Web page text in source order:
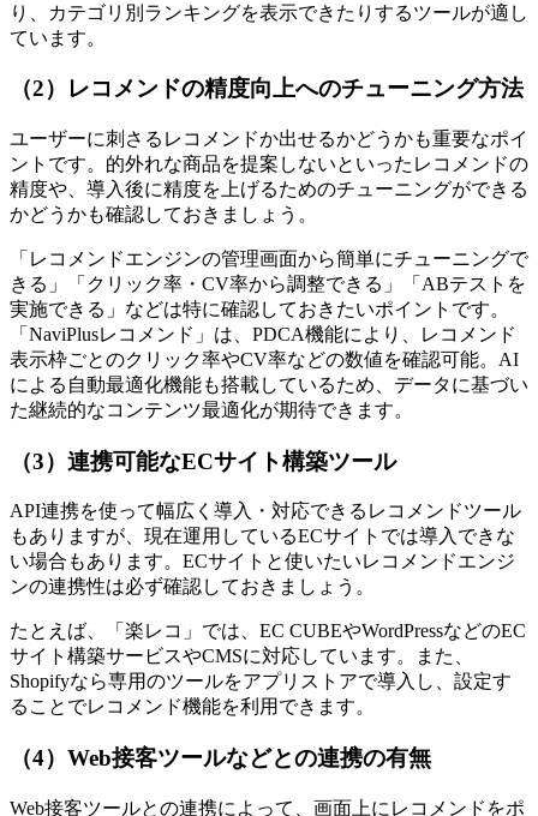
り、カテゴリ別ランキングを表示できたりするツールが適し
ています。
（2）レコメンドの精度向上へのチューニング方法
ユーザーに刺さるレコメンドか出せるかどうかも重要なポイ
ントです。的外れな商品を提案しないといったレコメンドの
精度や、導入後に精度を上げるためのチューニングができる
かどうかも確認しておきましょう。
「レコメンドエンジンの管理画面から簡単にチューニングで
きる」「クリック率・CV率から調整できる」「ABテストを
実施できる」などは特に確認しておきたいポイントです。
「NaviPlusレコメンド」は、PDCA機能により、レコメンド
表示枠ごとのクリック率やCV率などの数値を確認可能。AI
による自動最適化機能も搭載しているため、データに基づい
た継続的なコンテンツ最適化が期待できます。
（3）連携可能なECサイト構築ツール
API連携を使って幅広く導入・対応できるレコメンドツール
もありますが、現在運用しているECサイトでは導入できな
い場合もあります。ECサイトと使いたいレコメンドエンジ
ンの連携性は必ず確認しておきましょう。
たとえば、「楽レコ」では、EC CUBEやWordPressなどのEC
サイト構築サービスやCMSに対応しています。また、
Shopifyなら専用のツールをアプリストアで導入し、設定す
ることでレコメンド機能を利用できます。
（4）Web接客ツールなどとの連携の有無
Web接客ツールとの連携によって、画面上にレコメンドをポ